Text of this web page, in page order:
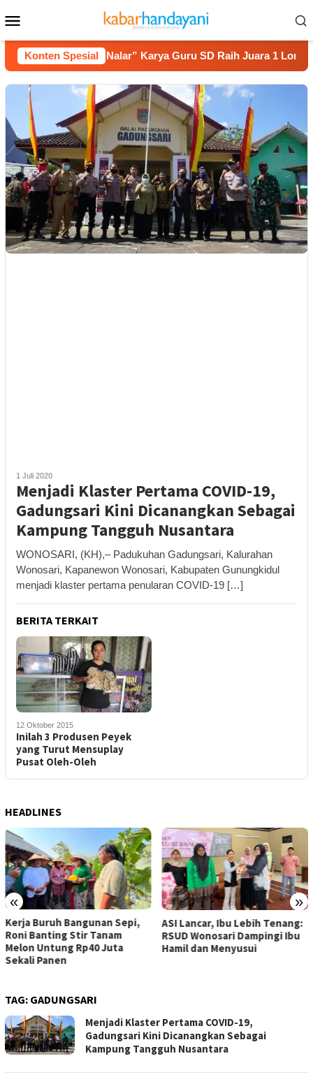
ke
kontenMobile
Konten Spesial
Film “Nalar” Karya Guru SD Raih Juara 1 Lomba
1 Juli 2020
Menjadi Klaster Pertama COVID-19,
Gadungsari Kini Dicanangkan Sebagai
Kampung Tangguh Nusantara
WONOSARI, (KH),– Padukuhan Gadungsari, Kalurahan
Wonosari, Kapanewon Wonosari, Kabupaten Gunungkidul
menjadi klaster pertama penularan COVID-19 […]
BERITA TERKAIT
12 Oktober 2015
Inilah 3 Produsen Peyek
yang Turut Mensuplay
Pusat Oleh-Oleh
HEADLINES
« »
Kerja Buruh Bangunan Sepi,
Roni Banting Stir Tanam
Melon Untung Rp40 Juta
Sekali Panen
ASI Lancar, Ibu Lebih Tenang:
RSUD Wonosari Dampingi Ibu
Hamil dan Menyusui
TAG: GADUNGSARI
Menjadi Klaster Pertama COVID-19,
Gadungsari Kini Dicanangkan Sebagai
Kampung Tangguh Nusantara